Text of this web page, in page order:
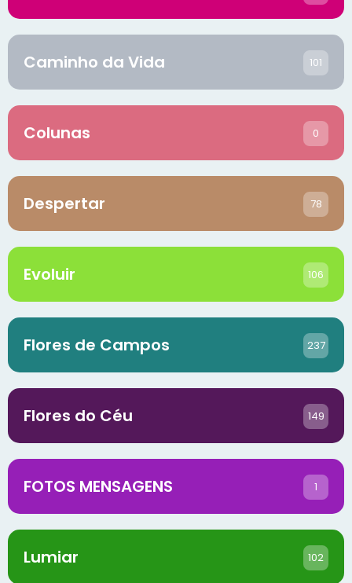
Caminho da Vida 101
Colunas 0
Despertar 78
Evoluir 106
Flores de Campos 237
Flores do Céu 149
FOTOS MENSAGENS 1
Lumiar 102